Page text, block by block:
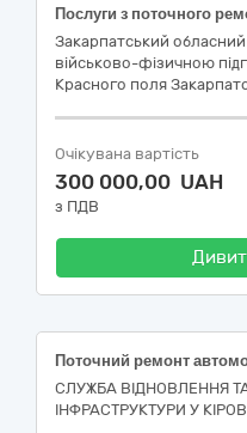
Закарпатський
військово-фізичною
Красного поля
Очікувана вартість
300 000,00 UAH
з ПДВ
СЛУЖБА ВІДНОВЛЕННЯ
ІНФРАСТРУКТУРИ У